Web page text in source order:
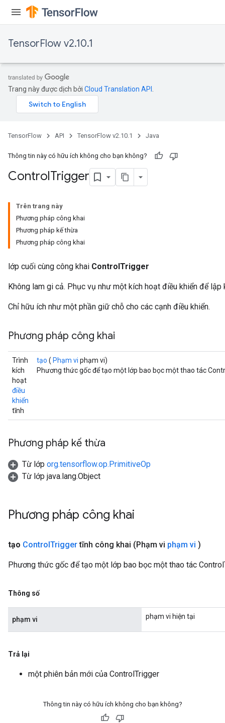
TensorFlow v2.10.1
Trang này được dịch bởi Cloud Translation API
TensorFlow API TensorFlow v2.10.1 Java
Thông tin này có hữu ích không cho bạn không?
ControlTrigger
Trên trang này
Phương pháp công khai
Phương pháp kế thừa
Phương pháp công khai
lớp cuối cùng công khai ControlTrigger
Không lam gi cả. Phục vụ như một kích hoạt điều khiển để lập
Chỉ hữu ích như một phần giữ chỗ cho các cạnh điều khiển.
Phương pháp công khai
Trình
kích
hoạt
điều
khiển
tĩnh
tạo ( Phạm vi phạm vi)
Phương thức gốc để tạo một lớp bao bọc một thao tác
Phương pháp kế thừa
Từ lớp org.tensorflow.op.PrimitiveOp
Từ lớp java.lang.Object
Phương pháp công khai
tạo ControlTriggertĩnh công khai (Phạm vi phạm vi )
Phương thức gốc để tạo một lớp bao bọc một thao tác
Thông số
phạm vi phạm vi hiện tại
Trả lại
một phiên bản mới của ControlTrigger
Thông tin này có hữu ích không cho bạn không?